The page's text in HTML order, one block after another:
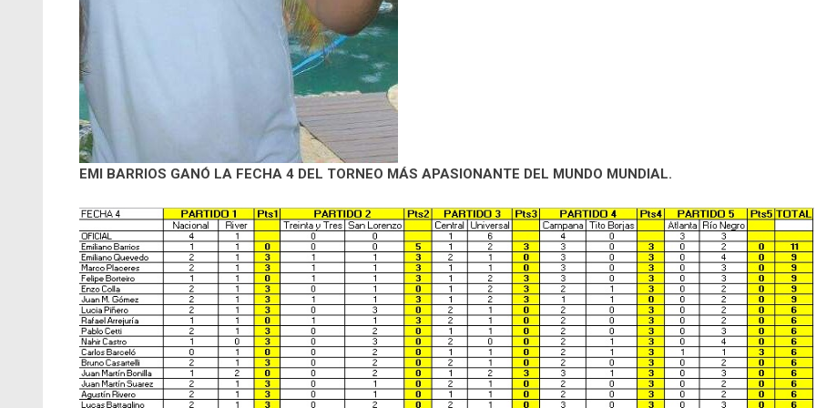
EMI BARRIOS GANÓ LA FECHA 4 DEL TORNEO MÁS APASIONANTE DEL MUNDO MUNDIAL.